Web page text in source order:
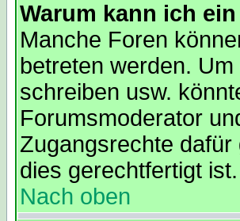
Warum kann ich
Manche Foren
betreten werden.
schreiben usw.
Forumsmoderator
Zugangsrechte
dies gerechtfertigt ist.
Nach oben